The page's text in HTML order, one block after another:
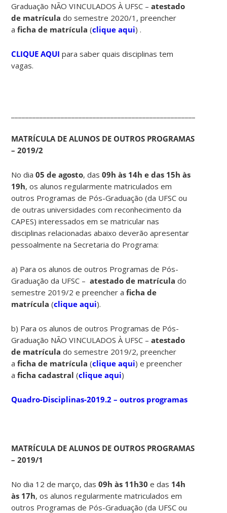
Graduação NÃO VINCULADOS À UFSC –atestado
de matrícula do semestre 2020/1, preencher
aficha de matrícula (clique aqui) .
CLIQUE AQUI para saber quais disciplinas tem
vagas.
MATRÍCULA DE ALUNOS DE OUTROS PROGRAMAS
– 2019/2
No dia05 de agosto, das09h às 14h e das 15h às
19h, os alunos regularmente matriculados em
outros Programas de Pós-Graduação (da UFSC ou
de outras universidades com reconhecimento da
CAPES) interessados em se matricular nas
disciplinas relacionadas abaixo deverão apresentar
pessoalmente na Secretaria do Programa:
a) Para os alunos de outros Programas de Pós-
Graduação da UFSC –atestado de matrícula do
semestre 2019/2 e preencher aficha de
matrícula (clique aqui).
b) Para os alunos de outros Programas de Pós-
Graduação NÃO VINCULADOS À UFSC –atestado
de matrícula do semestre 2019/2, preencher
aficha de matrícula (clique aqui) e preencher
a ficha cadastral (clique aqui)
Quadro-Disciplinas-2019.2 – outros programas
MATRÍCULA DE ALUNOS DE OUTROS PROGRAMAS
– 2019/1
No dia 12 de março, das09h às 11h30e das 14h
às 17h, os alunos regularmente matriculados em
outros Programas de Pós-Graduação (da UFSC ou